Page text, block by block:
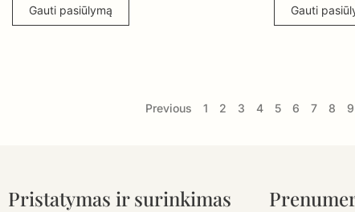
Gauti pasiūlymą Gauti
Previous 1 2 3 4 5 6 7 8 9
Pristatymas ir surinkimas